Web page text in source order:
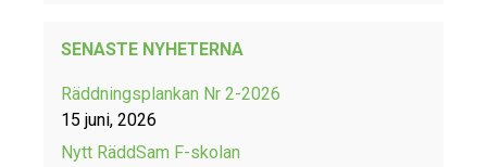
SENASTE NYHETERNA
Räddningsplankan Nr 2-2026
15 juni, 2026
Nytt RäddSam F-skolan